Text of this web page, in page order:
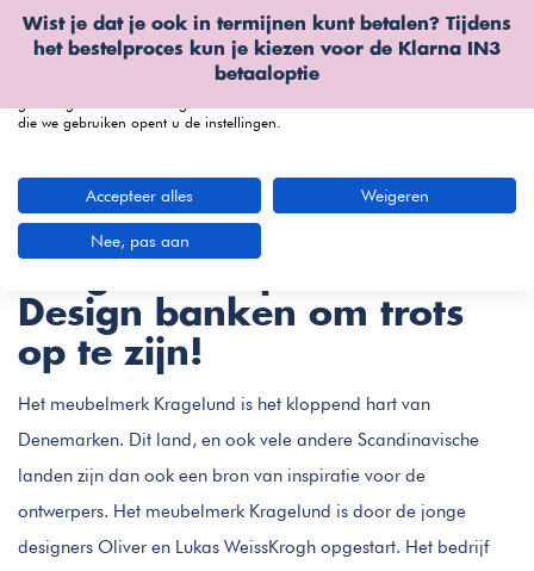
Wist je dat je ook in termijnen kunt betalen? Tijdens
het bestelproces kun je kiezen voor de Klarna IN3
betaaloptie
Kragelund (130 artikelen)
Design banken om trots
op te zijn!
Het meubelmerk Kragelund is het kloppend hart van
Denemarken. Dit land, en ook vele andere Scandinavische
landen zijn dan ook een bron van inspiratie voor de
ontwerpers. Het meubelmerk Kragelund is door de jonge
designers Oliver en Lukas WeissKrogh opgestart. Het bedrijf
Wij gebruiken cookies
We kunnen deze plaatsen voor analyse van onze bezoekersgegevens, om
onze website te verbeteren, gepersonaliseerde inhoud te tonen en om u een
die we gebruiken opent u de instellingen.
Accepteer alles Weigeren
Nee, pas aan